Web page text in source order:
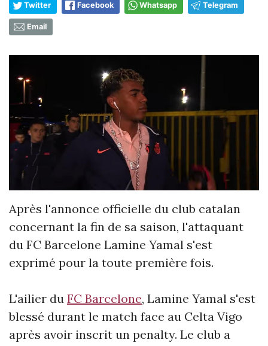
Twitter Facebook Whatsapp Telegram
Email
Après l'annonce officielle du club catalan
concernant la fin de sa saison, l'attaquant
du FC Barcelone Lamine Yamal s'est
exprimé pour la toute première fois.
L'ailier du FC Barcelone, Lamine Yamal s'est
blessé durant le match face au Celta Vigo
après avoir inscrit un penalty. Le club a